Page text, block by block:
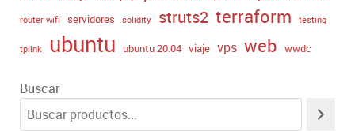
router wifi servidores solidity struts2 terraform testing
tplink ubuntu ubuntu 20.04 viaje vps web wwdc
Buscar